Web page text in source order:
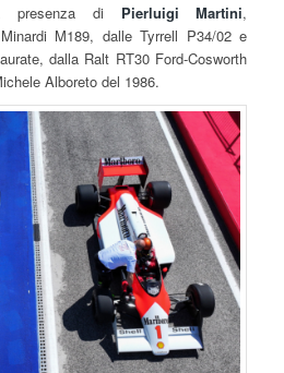
presenza di Pierluigi Martini,
M189, dalle Tyrrell P34/02 e
dalla Ralt RT30 Ford-Cosworth
Alboreto del 1986.